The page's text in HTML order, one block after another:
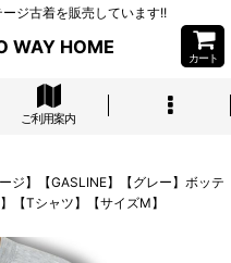
ジ古着を販売しています!!
WAY HOME
カート
ご利用案内
ジ】【GASLINE】【グレー】ボッテ
【Tシャツ】【サイズM】